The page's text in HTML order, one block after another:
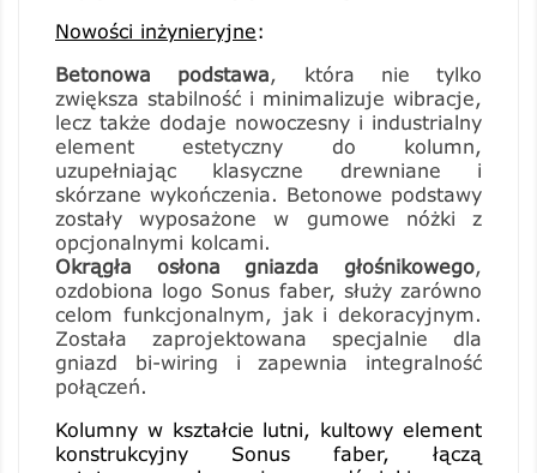
Nowości inżynieryjne:
Betonowa podstawa, która nie tylko
zwiększa stabilność i minimalizuje wibracje,
lecz także dodaje nowoczesny i industrialny
element estetyczny do kolumn,
uzupełniając klasyczne drewniane i
skórzane wykończenia. Betonowe podstawy
zostały wyposażone w gumowe nóżki z
opcjonalnymi kolcami.
Okrągła osłona gniazda głośnikowego,
ozdobiona logo Sonus faber, służy zarówno
celom funkcjonalnym, jak i dekoracyjnym.
Została zaprojektowana specjalnie dla
gniazd bi-wiring i zapewnia integralność
połączeń.
Kolumny w kształcie lutni, kultowy element
konstrukcyjny Sonus faber, łączą